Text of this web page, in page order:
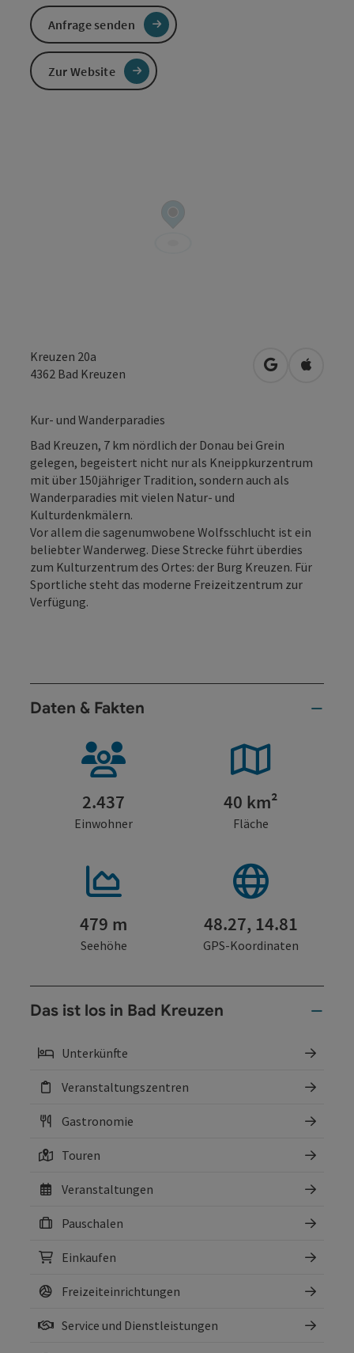
Kreuzen 20a
4362 Bad Kreuzen in Google
in
Kur- und Wanderparadies
Bad Kreuzen, 7 km nördlich der Donau bei Grein
gelegen, begeistert nicht nur als Kneippkurzentrum
mit über 150jähriger Tradition, sondern auch als
Wanderparadies mit vielen Natur- und
Kulturdenkmälern.
Vor allem die sagenumwobene Wolfsschlucht ist ein
beliebter Wanderweg. Diese Strecke führt überdies
zum Kulturzentrum des Ortes: der Burg Kreuzen. Für
Sportliche steht das moderne Freizeitzentrum zur
Verfügung.
Daten & Fakten
2.437
Einwohner
40 km²
Fläche
479 m
Seehöhe
48.27, 14.81
GPS-Koordinaten
Das ist los in Bad Kreuzen
Unterkünfte
Veranstaltungszentren
Gastronomie
Touren
Veranstaltungen
Pauschalen
Einkaufen
Freizeiteinrichtungen
Service und Dienstleistungen
Anfrage senden
Zur Website